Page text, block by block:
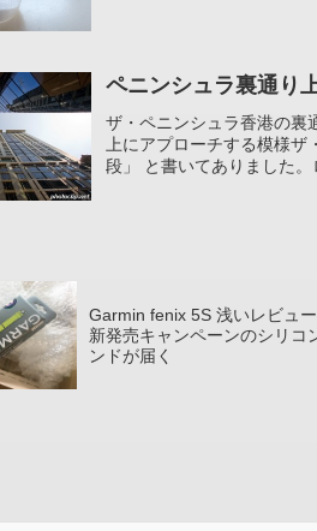
ペニンシュラ裏通り
ザ・ペニンシュラ香港の裏
上にアプローチする模様
段」 と書いてありました
Garmin fenix 5S 浅いレビュ
新発売キャンペーンのシリコ
ンドが届く